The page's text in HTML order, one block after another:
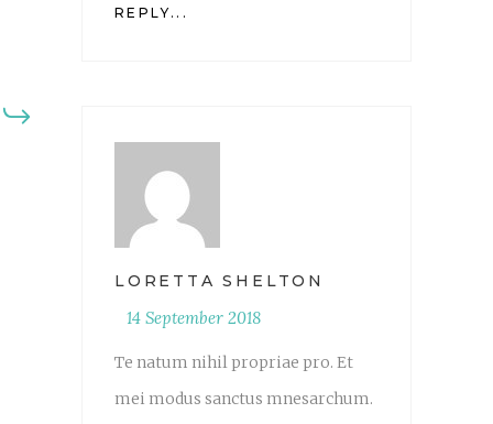
REPLY...
LORETTA SHELTON
14 September 2018
Te natum nihil propriae pro. Et
mei modus sanctus mnesarchum.